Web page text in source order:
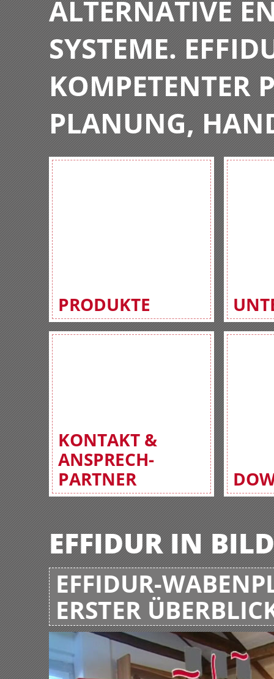
ALTERNATIVE
SYSTEME.
KOMPETENTER
PLANUNG,
PRODUKTE
KONTAKT &
ANSPRECH-
PARTNER
EFFIDUR IN
EFFIDUR-
ERSTER